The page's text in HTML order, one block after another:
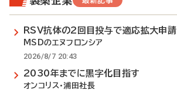
RSV抗体の2回目投与で適応拡大申請
MSDのエヌフロンシア
2026/8/7 20:43
2030年までに黒字化目指す
オンコリス・浦田社長